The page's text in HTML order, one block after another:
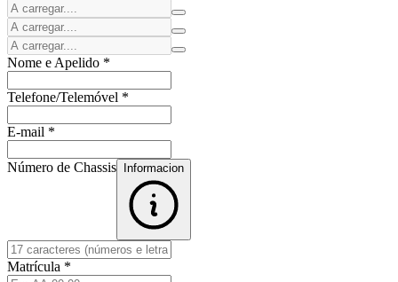
Nome e Apelido *
Telefone/Telemóvel *
E-mail *
Número de Chassis Informacion
Matrícula *